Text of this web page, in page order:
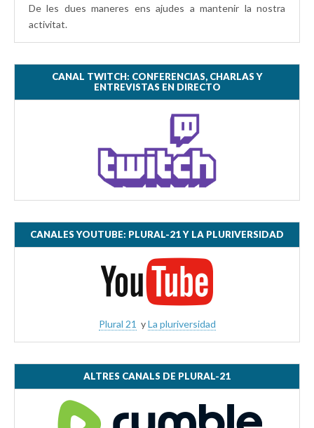
De les dues maneres ens ajudes a mantenir la nostra
activitat.
CANAL TWITCH: CONFERENCIAS, CHARLAS Y
ENTREVISTAS EN DIRECTO
CANALES YOUTUBE: PLURAL-21 Y LA PLURIVERSIDAD
Plural 21 yLa pluriversidad
ALTRES CANALS DE PLURAL-21